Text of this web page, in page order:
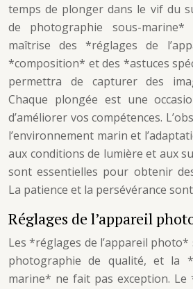
temps de plonger dans le vif du
de photographie sous-
maîtrise des *réglages de
*composition* et des *astuces
permettra de capturer des
Chaque plongée est une
d’améliorer vos compétences.
l’environnement marin et
aux conditions de lumière et aux
sont essentielles pour obtenir
La patience et la persévérance
Réglages de l’appareil
Les *réglages de l’appareil
photographie de qualité, et la
marine* ne fait pas exception. Le